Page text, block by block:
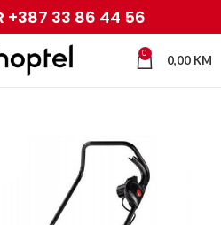
+387 33 86 44 56
0 0,00 KM